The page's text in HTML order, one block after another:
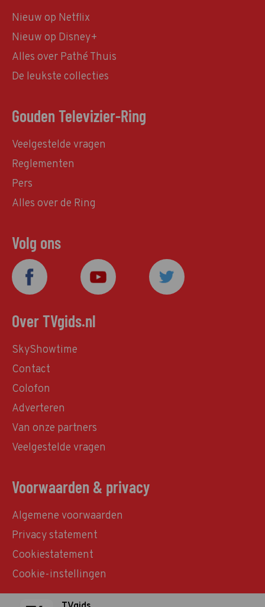
Nieuw op Netflix
Nieuw op Disney+
Alles over Pathé Thuis
De leukste collecties
Gouden Televizier-Ring
Veelgestelde vragen
Reglementen
Pers
Alles over de Ring
Volg ons
Over TVgids.nl
SkyShowtime
Contact
Colofon
Adverteren
Van onze partners
Veelgestelde vragen
Voorwaarden & privacy
Algemene voorwaarden
Privacy statement
Cookiestatement
Cookie-instellingen